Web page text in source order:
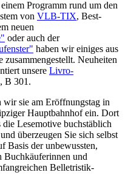
Programm rund um den
von VLB-TIX, Best-
neuen
oder auch der
haben wir einiges aus
Neuheiten
unsere Livro-
B 301.
wir sie am Eröffnungstag in
Hauptbahnhof ein. Dort
Lesemotive buchstäblich
überzeugen Sie sich selbst
Basis der unbewussten,
Buchkäuferinnen und
Belletristik-